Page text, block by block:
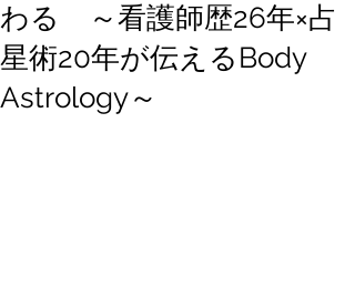
わる ～看護師歴26年×占
星術20年が伝えるBody
Astrology～